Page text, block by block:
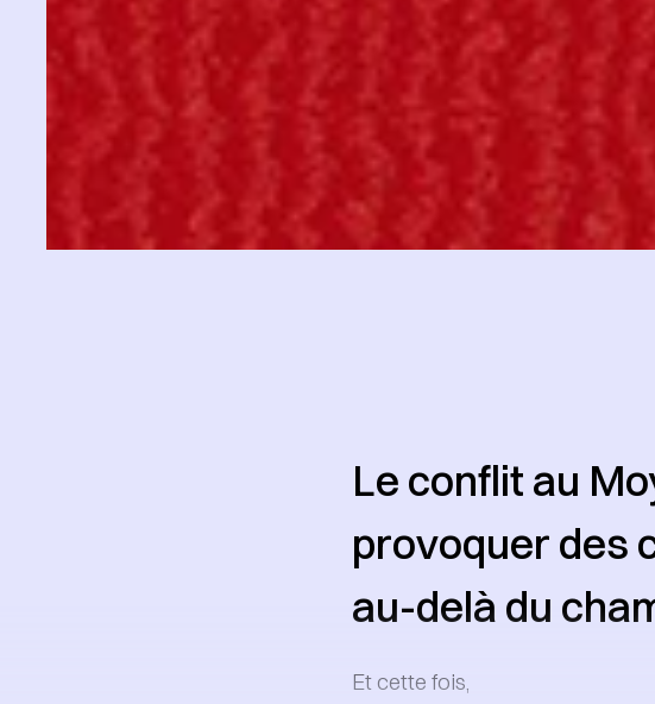
Le conflit au
provoquer des
au-delà du
Et cette fois,